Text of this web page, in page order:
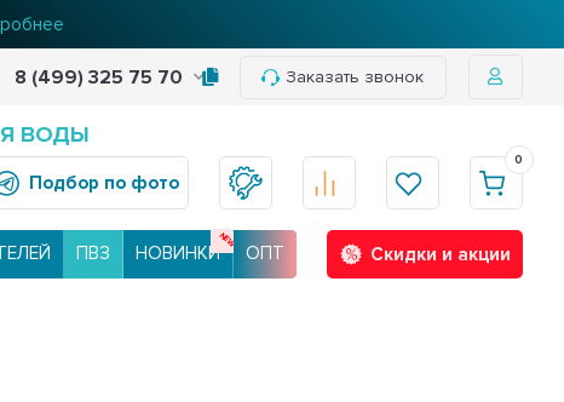
8 (499) 325 75 70 Заказать звонок
ВОДЫ
Подбор по фото
0
ПВЗ НОВИНКИ ОПТ
Скидки и акции